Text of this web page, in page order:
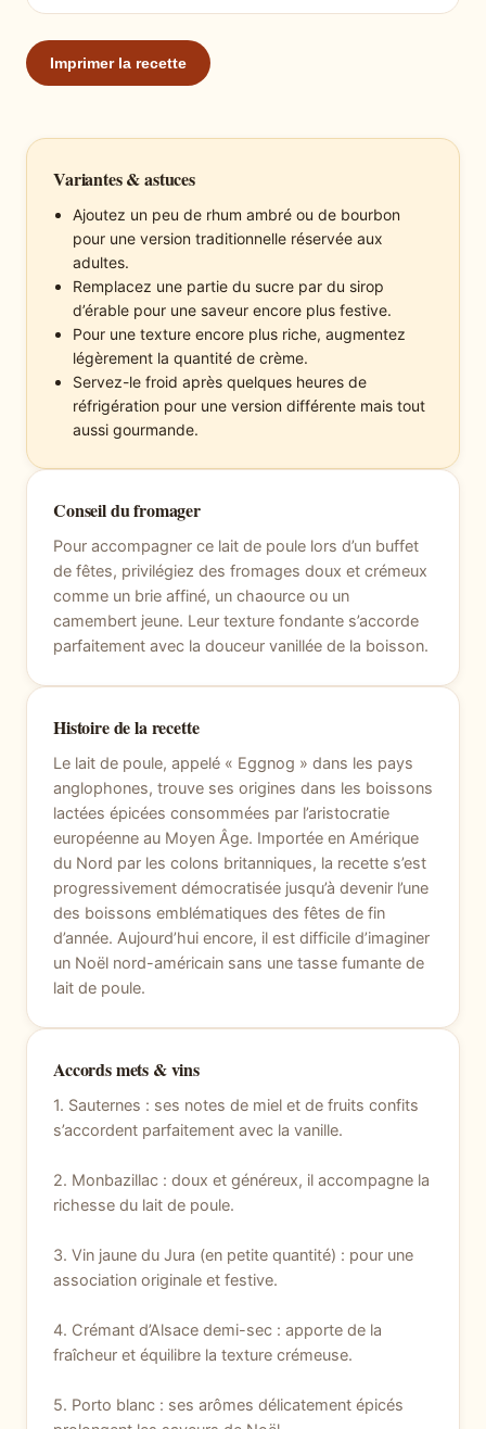
Imprimer la recette
Variantes & astuces
Ajoutez un peu de rhum ambré ou de bourbon
pour une version traditionnelle réservée aux
adultes.
Remplacez une partie du sucre par du sirop
d’érable pour une saveur encore plus festive.
Pour une texture encore plus riche, augmentez
légèrement la quantité de crème.
Servez-le froid après quelques heures de
réfrigération pour une version différente mais tout
aussi gourmande.
Conseil du fromager
Pour accompagner ce lait de poule lors d’un buffet
de fêtes, privilégiez des fromages doux et crémeux
comme un brie affiné, un chaource ou un
camembert jeune. Leur texture fondante s’accorde
parfaitement avec la douceur vanillée de la boisson.
Histoire de la recette
Le lait de poule, appelé « Eggnog » dans les pays
anglophones, trouve ses origines dans les boissons
lactées épicées consommées par l’aristocratie
européenne au Moyen Âge. Importée en Amérique
du Nord par les colons britanniques, la recette s’est
progressivement démocratisée jusqu’à devenir l’une
des boissons emblématiques des fêtes de fin
d’année. Aujourd’hui encore, il est difficile d’imaginer
un Noël nord-américain sans une tasse fumante de
lait de poule.
Accords mets & vins
1. Sauternes : ses notes de miel et de fruits confits
s’accordent parfaitement avec la vanille.
2. Monbazillac : doux et généreux, il accompagne la
richesse du lait de poule.
3. Vin jaune du Jura (en petite quantité) : pour une
association originale et festive.
4. Crémant d’Alsace demi-sec : apporte de la
fraîcheur et équilibre la texture crémeuse.
5. Porto blanc : ses arômes délicatement épicés